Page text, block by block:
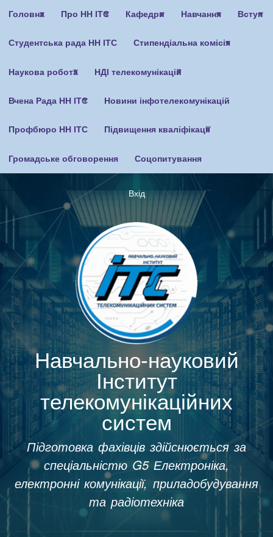
до
вмісту
Головна Про НН ІТС Кафедри Навчання Вступ
Студентська рада НН ІТС Стипендіальна комісія
Наукова робота НДІ телекомунікацій
Вчена Рада НН ІТС Новини інфотелекомунікацій
Профбюро НН ІТС Підвищення кваліфікації
Громадське обговорення Соцопитування
облікового
запису
користувача
Вхід
Навчально-науковий
Інститут
телекомунікаційних
систем
Підготовка фахівців здійснюється за
спеціальністю G5 Електроніка,
електронні комунікації, приладобудування
та радіотехніка